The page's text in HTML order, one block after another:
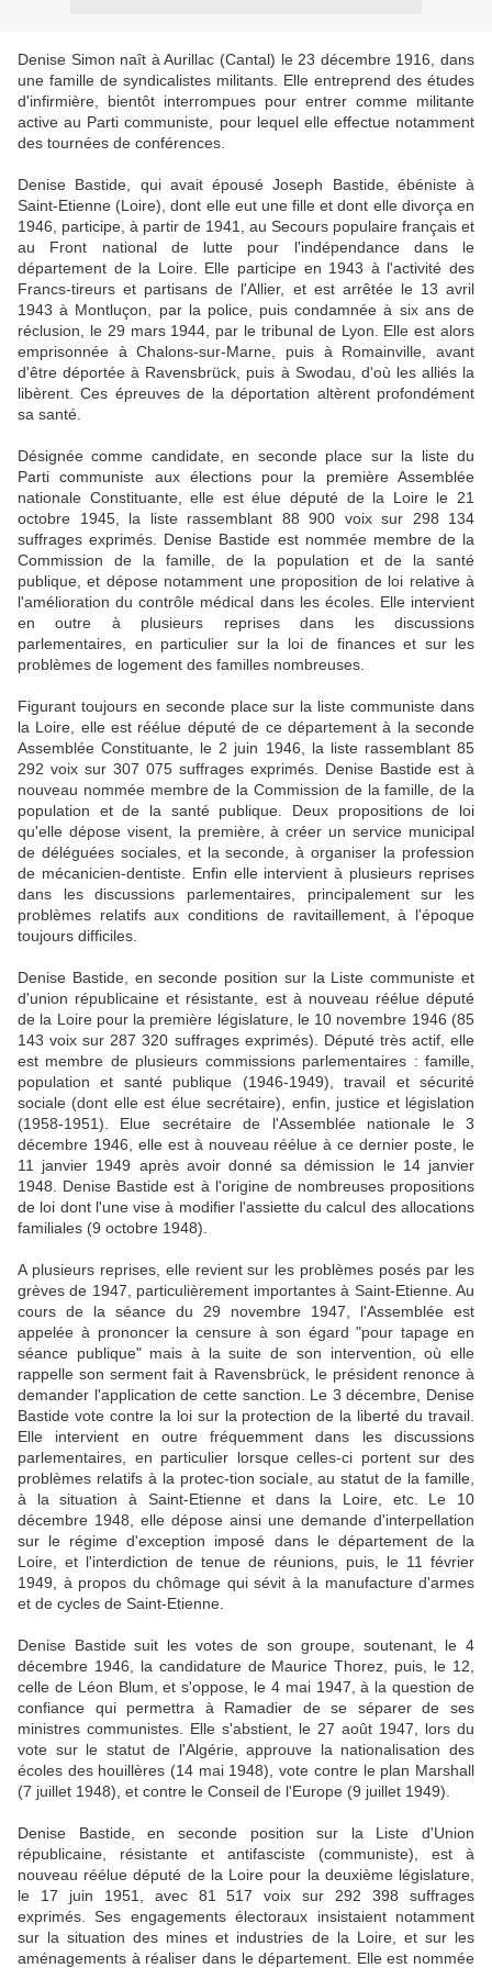
Denise Simon naît à Aurillac (Cantal) le 23 décembre 1916, dans
une famille de syndicalistes militants. Elle entreprend des études
d'infirmière, bientôt interrompues pour entrer comme militante
active au Parti communiste, pour lequel elle effectue notamment
des tournées de conférences.
Denise Bastide, qui avait épousé Joseph Bastide, ébéniste à
Saint-Etienne (Loire), dont elle eut une fille et dont elle divorça en
1946, participe, à partir de 1941, au Secours populaire français et
au Front national de lutte pour l'indépendance dans le
département de la Loire. Elle participe en 1943 à l'activité des
Francs-tireurs et partisans de l'Allier, et est arrêtée le 13 avril
1943 à Montluçon, par la police, puis condamnée à six ans de
réclusion, le 29 mars 1944, par le tribunal de Lyon. Elle est alors
emprisonnée à Chalons-sur-Marne, puis à Romainville, avant
d'être déportée à Ravensbrück, puis à Swodau, d'où les alliés la
libèrent. Ces épreuves de la déportation altèrent profondément
sa santé.
Désignée comme candidate, en seconde place sur la liste du
Parti communiste aux élections pour la première Assemblée
nationale Constituante, elle est élue député de la Loire le 21
octobre 1945, la liste rassemblant 88 900 voix sur 298 134
suffrages exprimés. Denise Bastide est nommée membre de la
Commission de la famille, de la population et de la santé
publique, et dépose notamment une proposition de loi relative à
l'amélioration du contrôle médical dans les écoles. Elle intervient
en outre à plusieurs reprises dans les discussions
parlementaires, en particulier sur la loi de finances et sur les
problèmes de logement des familles nombreuses.
Figurant toujours en seconde place sur la liste communiste dans
la Loire, elle est réélue député de ce département à la seconde
Assemblée Constituante, le 2 juin 1946, la liste rassemblant 85
292 voix sur 307 075 suffrages exprimés. Denise Bastide est à
nouveau nommée membre de la Commission de la famille, de la
population et de la santé publique. Deux propositions de loi
qu'elle dépose visent, la première, à créer un service municipal
de déléguées sociales, et la seconde, à organiser la profession
de mécanicien-dentiste. Enfin elle intervient à plusieurs reprises
dans les discussions parlementaires, principalement sur les
problèmes relatifs aux conditions de ravitaillement, à l'époque
toujours difficiles.
Denise Bastide, en seconde position sur la Liste communiste et
d'union républicaine et résistante, est à nouveau réélue député
de la Loire pour la première législature, le 10 novembre 1946 (85
143 voix sur 287 320 suffrages exprimés). Député très actif, elle
est membre de plusieurs commissions parlementaires : famille,
population et santé publique (1946-1949), travail et sécurité
sociale (dont elle est élue secrétaire), enfin, justice et législation
(1958-1951). Elue secrétaire de l'Assemblée nationale le 3
décembre 1946, elle est à nouveau réélue à ce dernier poste, le
11 janvier 1949 après avoir donné sa démission le 14 janvier
1948. Denise Bastide est à l'origine de nombreuses propositions
de loi dont l'une vise à modifier l'assiette du calcul des allocations
familiales (9 octobre 1948).
A plusieurs reprises, elle revient sur les problèmes posés par les
grèves de 1947, particulièrement importantes à Saint-Etienne. Au
cours de la séance du 29 novembre 1947, l'Assemblée est
appelée à prononcer la censure à son égard "pour tapage en
séance publique" mais à la suite de son intervention, où elle
rappelle son serment fait à Ravensbrück, le président renonce à
demander l'application de cette sanction. Le 3 décembre, Denise
Bastide vote contre la loi sur la protection de la liberté du travail.
Elle intervient en outre fréquemment dans les discussions
parlementaires, en particulier lorsque celles-ci portent sur des
problèmes relatifs à la protec-tion sociale, au statut de la famille,
à la situation à Saint-Etienne et dans la Loire, etc. Le 10
décembre 1948, elle dépose ainsi une demande d'interpellation
sur le régime d'exception imposé dans le département de la
Loire, et l'interdiction de tenue de réunions, puis, le 11 février
1949, à propos du chômage qui sévit à la manufacture d'armes
et de cycles de Saint-Etienne.
Denise Bastide suit les votes de son groupe, soutenant, le 4
décembre 1946, la candidature de Maurice Thorez, puis, le 12,
celle de Léon Blum, et s'oppose, le 4 mai 1947, à la question de
confiance qui permettra à Ramadier de se séparer de ses
ministres communistes. Elle s'abstient, le 27 août 1947, lors du
vote sur le statut de l'Algérie, approuve la nationalisation des
écoles des houillères (14 mai 1948), vote contre le plan Marshall
(7 juillet 1948), et contre le Conseil de l'Europe (9 juillet 1949).
Denise Bastide, en seconde position sur la Liste d'Union
républicaine, résistante et antifasciste (communiste), est à
nouveau réélue député de la Loire pour la deuxième législature,
le 17 juin 1951, avec 81 517 voix sur 292 398 suffrages
exprimés. Ses engagements électoraux insistaient notamment
sur la situation des mines et industries de la Loire, et sur les
aménagements à réaliser dans le département. Elle est nommée